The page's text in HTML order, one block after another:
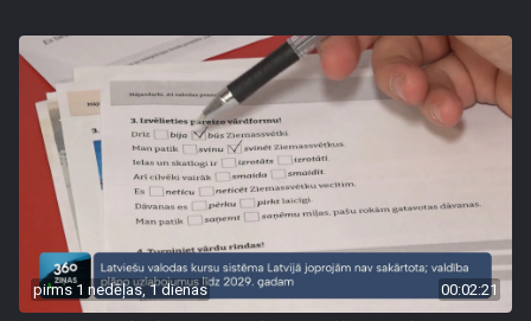
pirms 1 nedēļas, 1 dienas 00:02:21